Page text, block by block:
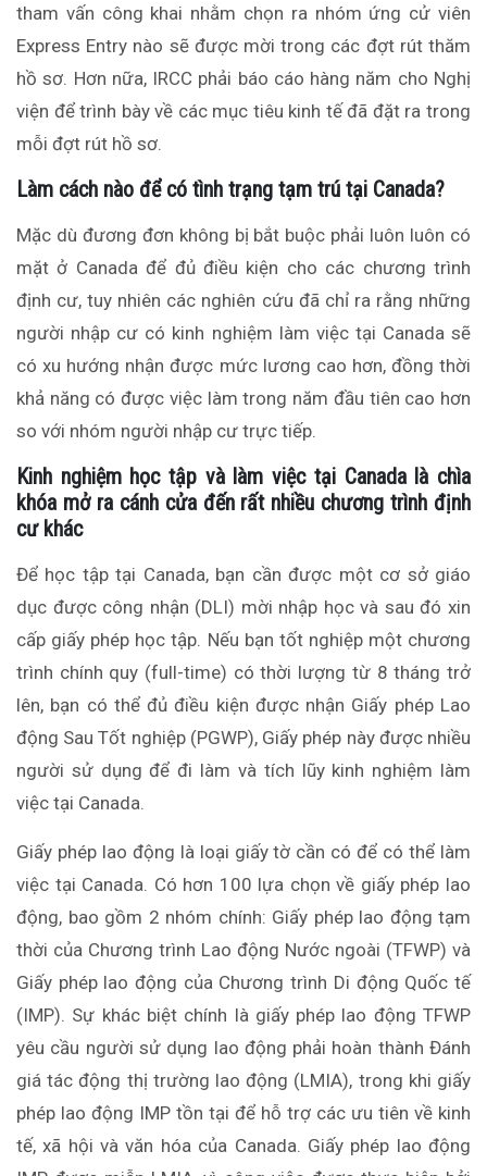
tham vấn công khai nhằm chọn ra nhóm ứng cử viên
Express Entry nào sẽ được mời trong các đợt rút thăm
hồ sơ. Hơn nữa, IRCC phải báo cáo hàng năm cho Nghị
viện để trình bày về các mục tiêu kinh tế đã đặt ra trong
mỗi đợt rút hồ sơ.
Làm cách nào để có tình trạng tạm trú tại Canada?
Mặc dù đương đơn không bị bắt buộc phải luôn luôn có
mặt ở Canada để đủ điều kiện cho các chương trình
định cư, tuy nhiên các nghiên cứu đã chỉ ra rằng những
người nhập cư có kinh nghiệm làm việc tại Canada sẽ
có xu hướng nhận được mức lương cao hơn, đồng thời
khả năng có được việc làm trong năm đầu tiên cao hơn
so với nhóm người nhập cư trực tiếp.
Kinh nghiệm học tập và làm việc tại Canada là chìa
khóa mở ra cánh cửa đến rất nhiều chương trình định
cư khác
Để học tập tại Canada, bạn cần được một cơ sở giáo
dục được công nhận (DLI) mời nhập học và sau đó xin
cấp giấy phép học tập. Nếu bạn tốt nghiệp một chương
trình chính quy (full-time) có thời lượng từ 8 tháng trở
lên, bạn có thể đủ điều kiện được nhận Giấy phép Lao
động Sau Tốt nghiệp (PGWP), Giấy phép này được nhiều
người sử dụng để đi làm và tích lũy kinh nghiệm làm
việc tại Canada.
Giấy phép lao động là loại giấy tờ cần có để có thể làm
việc tại Canada. Có hơn 100 lựa chọn về giấy phép lao
động, bao gồm 2 nhóm chính: Giấy phép lao động tạm
thời của Chương trình Lao động Nước ngoài (TFWP) và
Giấy phép lao động của Chương trình Di động Quốc tế
(IMP). Sự khác biệt chính là giấy phép lao động TFWP
yêu cầu người sử dụng lao động phải hoàn thành Đánh
giá tác động thị trường lao động (LMIA), trong khi giấy
phép lao động IMP tồn tại để hỗ trợ các ưu tiên về kinh
tế, xã hội và văn hóa của Canada. Giấy phép lao động